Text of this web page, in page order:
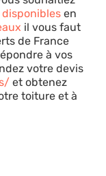
disponiblesen
il vous faut
de France
à vos
votre devis
et obtenez
toiture et à